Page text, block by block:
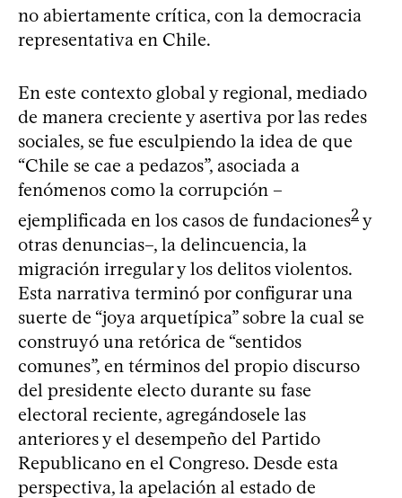
no abiertamente crítica, con la democracia
representativa en Chile.
En este contexto global y regional, mediado
de manera creciente y asertiva por las redes
sociales, se fue esculpiendo la idea de que
“Chile se cae a pedazos”, asociada a
fenómenos como la corrupción –
ejemplificada en los casos de fundaciones2 y
otras denuncias–, la delincuencia, la
migración irregular y los delitos violentos.
Esta narrativa terminó por configurar una
suerte de “joya arquetípica” sobre la cual se
construyó una retórica de “sentidos
comunes”, en términos del propio discurso
del presidente electo durante su fase
electoral reciente, agregándosele las
anteriores y el desempeño del Partido
Republicano en el Congreso. Desde esta
perspectiva, la apelación al estado de